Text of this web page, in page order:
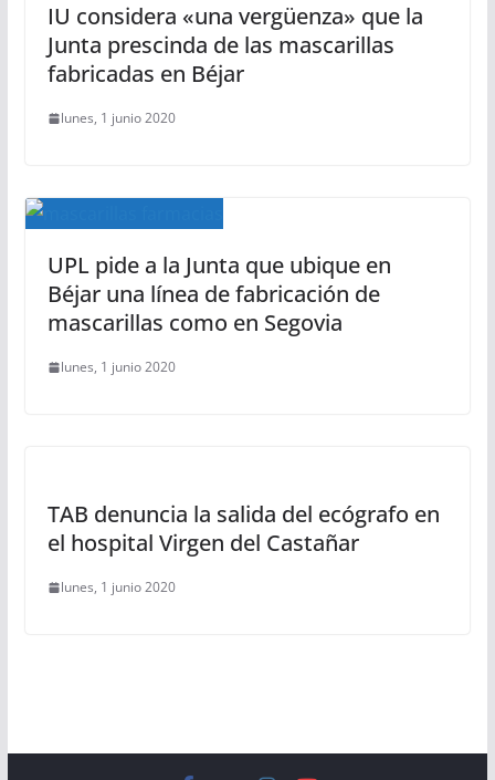
IU considera «una vergüenza» que la
Junta prescinda de las mascarillas
fabricadas en Béjar
lunes, 1 junio 2020
UPL pide a la Junta que ubique en
Béjar una línea de fabricación de
mascarillas como en Segovia
lunes, 1 junio 2020
TAB denuncia la salida del ecógrafo en
el hospital Virgen del Castañar
lunes, 1 junio 2020